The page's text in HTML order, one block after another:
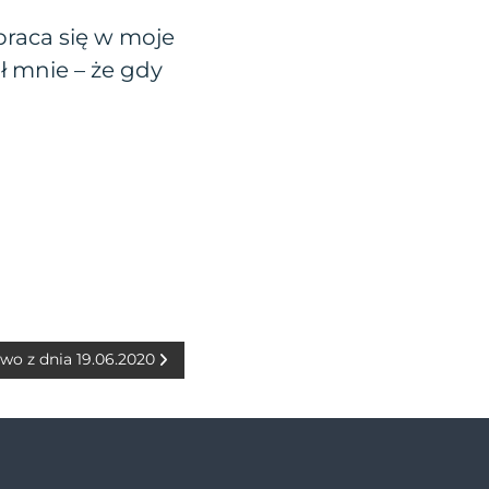
się w moje
mnie – że gdy
z dnia 19.06.2020